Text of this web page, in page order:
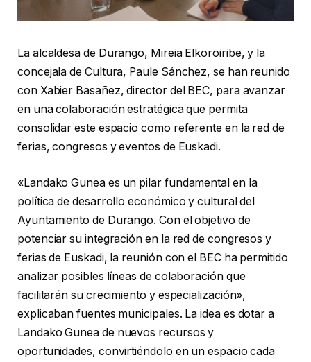
La alcaldesa de Durango, Mireia Elkoroiribe, y la
concejala de Cultura, Paule Sánchez, se han reunido
con Xabier Basañez, director del BEC, para avanzar
en una colaboración estratégica que permita
consolidar este espacio como referente en la red de
ferias, congresos y eventos de Euskadi.
«Landako Gunea es un pilar fundamental en la
política de desarrollo económico y cultural del
Ayuntamiento de Durango. Con el objetivo de
potenciar su integración en la red de congresos y
ferias de Euskadi, la reunión con el BEC ha permitido
analizar posibles líneas de colaboración que
facilitarán su crecimiento y especialización»,
explicaban fuentes municipales. La idea es dotar a
Landako Gunea de nuevos recursos y
oportunidades, convirtiéndolo en un espacio cada